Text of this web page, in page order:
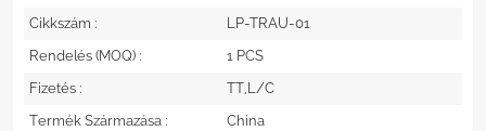
Cikkszám :
LP-TRAU-01
Rendelés (MOQ) :
1 PCS
Fizetés :
TT,L/C
Termék Származása :
China